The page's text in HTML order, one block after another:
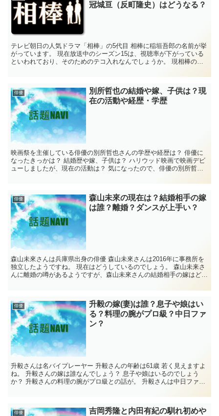
冠城亘（反町隆史）はどうなる？
テレビ朝日の人気ドラマ「相棒」の5代目 相棒に稲垣吾郎の名前が挙
がっています。 現在放送中のシーズン15は、視聴率が下がっている
といわれており、そのためのテコ入れなんでしょうか。 現相棒の冠
俳優
別所哲也の結婚や嫁、子供は？現
在の活動や経歴・学歴
映画祭を主催している俳優の別所哲也さんの学歴や経歴は？ 俳優に
なったきっかは？ 結婚歴や嫁、子供は？ ハリウッド映画で映画デビ
ューしましたが、現在の活動は？ 気になったので、俳優の別所哲也
俳優
森山未來の現在は？結婚相手の嫁
は誰？離婚？ダンスが上手い？
森山未來さんは兵庫県出身の俳優 森山未來さんは2016年に事務所を
独立したようですね。 現在はどうしているのでしょう。 森山未来さ
んに離婚の噂があるようですが、森山未來さんの結婚相手の嫁はどん
俳優
升毅の嫁(妻)は誰？息子や娘はい
る？料理の腕がプロ級？中日ファ
ン？
升毅さんは名バイプレーヤー 升毅さんの年齢は61歳 若く見えますよ
ね。 升毅さんの嫁は誰なんでしょう？ 息子や娘はいるのでしょう
か？ 升毅さんの料理の腕がプロ級との話が。 升毅さんは中日ファン
俳優
吉岡秀隆と内田有紀の馴れ初めや